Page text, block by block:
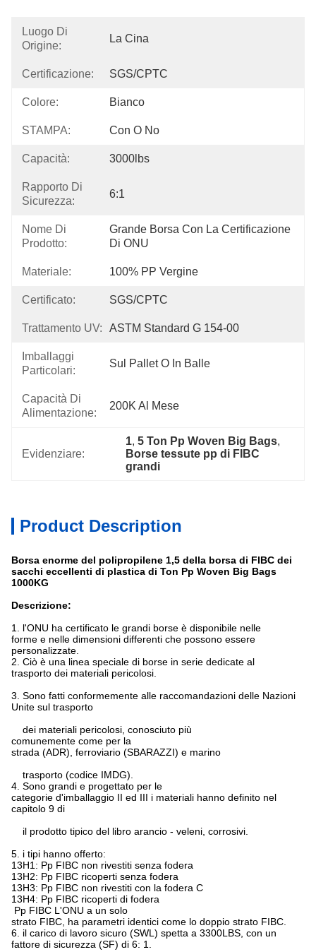
Luogo Di
Origine:
La Cina
Certificazione: SGS/CPTC
Colore: Bianco
STAMPA: Con O No
Capacità: 3000lbs
Rapporto Di
Sicurezza:
6:1
Nome Di
Prodotto:
Grande Borsa Con La Certificazione
Di ONU
Materiale: 100% PP Vergine
Certificato: SGS/CPTC
Trattamento UV: ASTM Standard G 154-00
Imballaggi
Particolari:
Sul Pallet O In Balle
Capacità Di
Alimentazione:
200K Al Mese
Evidenziare:
1, 5 Ton Pp Woven Big Bags,
Borse tessute pp di FIBC
grandi
Product Description
Borsa enorme del polipropilene 1,5 della borsa di FIBC dei
sacchi eccellenti di plastica di Ton Pp Woven Big Bags
1000KG
Descrizione:
1. l'ONU ha certificato le grandi borse è disponibile nelle
forme e nelle dimensioni differenti che possono essere
personalizzate.
2. Ciò è una linea speciale di borse in serie dedicate al
trasporto dei materiali pericolosi.
3. Sono fatti conformemente alle raccomandazioni delle Nazioni
Unite sul trasporto
dei materiali pericolosi, conosciuto più
comunemente come per la
strada (ADR), ferroviario (SBARAZZI) e marino
trasporto (codice IMDG).
4. Sono grandi e progettato per le
categorie d'imballaggio II ed III i materiali hanno definito nel
capitolo 9 di
il prodotto tipico del libro arancio - veleni, corrosivi.
5. i tipi hanno offerto:
13H1: Pp FIBC non rivestiti senza fodera
13H2: Pp FIBC ricoperti senza fodera
13H3: Pp FIBC non rivestiti con la fodera C
13H4: Pp FIBC ricoperti di fodera
Pp FIBC L'ONU a un solo
strato FIBC, ha parametri identici come lo doppio strato FIBC.
6. il carico di lavoro sicuro (SWL) spetta a 3300LBS, con un
fattore di sicurezza (SF) di 6: 1.